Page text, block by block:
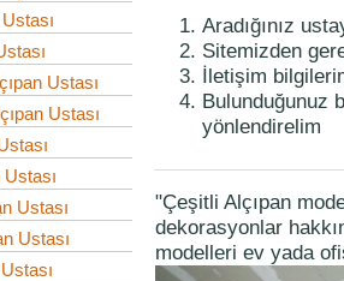
Ustası
Ustası
Ustası
Ustası
Aradığınız
Sitemizden
İletişim
Bulunduğunuz
yönlendirelim
"Çeşitli Alçıpan
dekorasyonlar
modelleri ev yada